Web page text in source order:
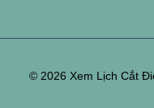
© 2026 Xem Lịch Cắt